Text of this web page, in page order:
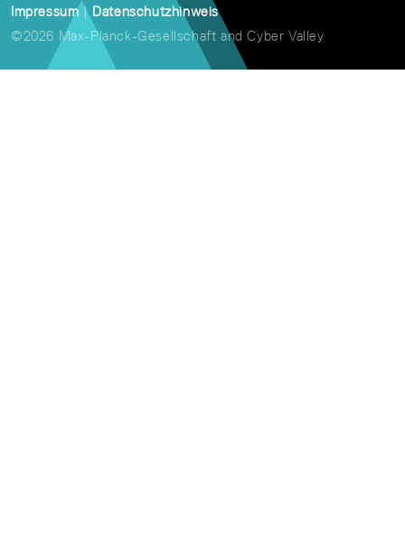
Impressum | Datenschutzhinweis
©2026 Max-Planck-Gesellschaft and Cyber Valley